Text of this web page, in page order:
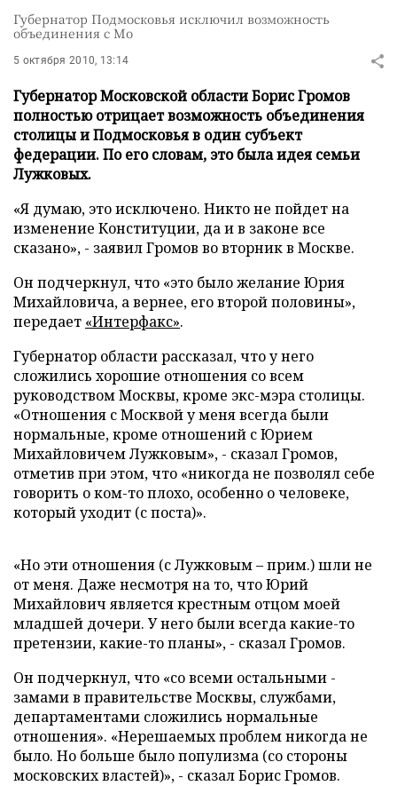
Губернатор Подмосковья исключил возможность
объединения с Мо
5 октября 2010, 13:14
Губернатор Московской области Борис Громов
полностью отрицает возможность объединения
столицы и Подмосковья в один субъект
федерации. По его словам, это была идея семьи
Лужковых.
«Я думаю, это исключено. Никто не пойдет на
изменение Конституции, да и в законе все
сказано», - заявил Громов во вторник в Москве.
Он подчеркнул, что «это было желание Юрия
Михайловича, а вернее, его второй половины»,
передает «Интерфакс».
Губернатор области рассказал, что у него
сложились хорошие отношения со всем
руководством Москвы, кроме экс-мэра столицы.
«Отношения с Москвой у меня всегда были
нормальные, кроме отношений с Юрием
Михайловичем Лужковым», - сказал Громов,
отметив при этом, что «никогда не позволял себе
говорить о ком-то плохо, особенно о человеке,
который уходит (с поста)».
«Но эти отношения (с Лужковым – прим.) шли не
от меня. Даже несмотря на то, что Юрий
Михайлович является крестным отцом моей
младшей дочери. У него были всегда какие-то
претензии, какие-то планы», - сказал Громов.
Он подчеркнул, что «со всеми остальными -
замами в правительстве Москвы, службами,
департаментами сложились нормальные
отношения». «Нерешаемых проблем никогда не
было. Но больше было популизма (со стороны
московских властей)», - сказал Борис Громов.